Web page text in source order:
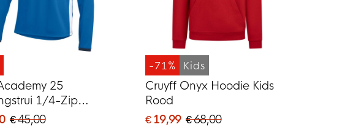
25
1/4-Zip
Donkerblauw Wit
€ 45,00
-71% Kids
Cruyff Onyx Hoodie Kids
Rood
€ 19,99 € 68,00